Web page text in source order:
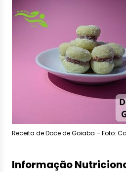
Receita de Doce de Goiaba – Foto:
Informação